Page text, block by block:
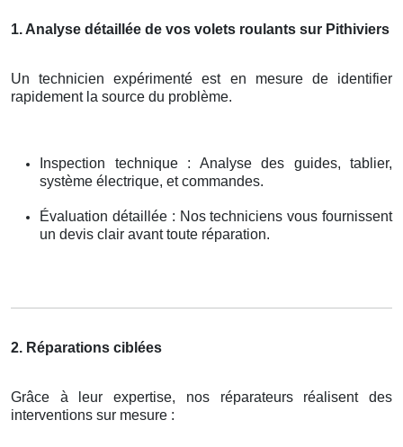
1. Analyse détaillée de vos volets roulants sur Pithiviers
Un technicien expérimenté est en mesure de identifier
rapidement la source du problème.
Inspection technique : Analyse des guides, tablier,
système électrique, et commandes.
Évaluation détaillée : Nos techniciens vous fournissent
un devis clair avant toute réparation.
2. Réparations ciblées
Grâce à leur expertise, nos réparateurs réalisent des
interventions sur mesure :